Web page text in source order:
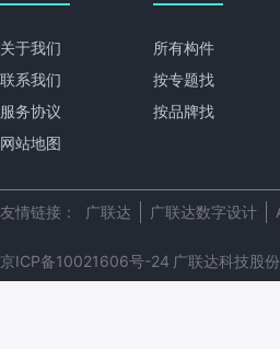
关于我们
联系我们
服务协议
网站地图
所有构件
按专题找
按品牌找
友情链接： 广联达 广联达数字设计
京ICP备10021606号-24 广联达科技股